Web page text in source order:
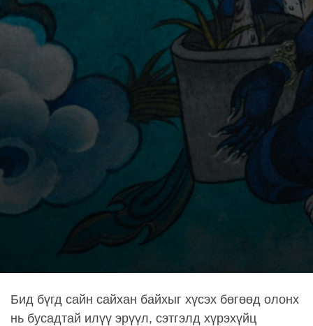
Бид бүгд сайн сайхан байхыг хүсэх бөгөөд олонх
нь бусадтай илүү эрүүл, сэтгэлд хүрэхүйц